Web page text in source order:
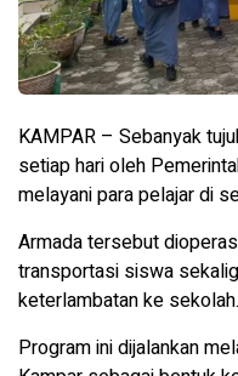
KAMPAR – Sebanyak
setiap hari oleh
melayani para pelajar di
Armada tersebut
transportasi siswa
keterlambatan ke sekolah.
Program ini dijalankan